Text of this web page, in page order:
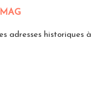
adresses historiques à